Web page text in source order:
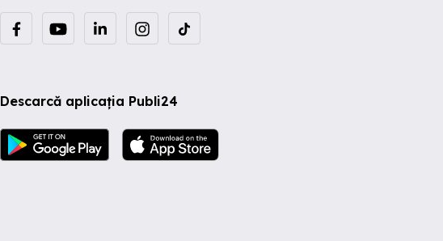
Descarcă aplicația Publi24